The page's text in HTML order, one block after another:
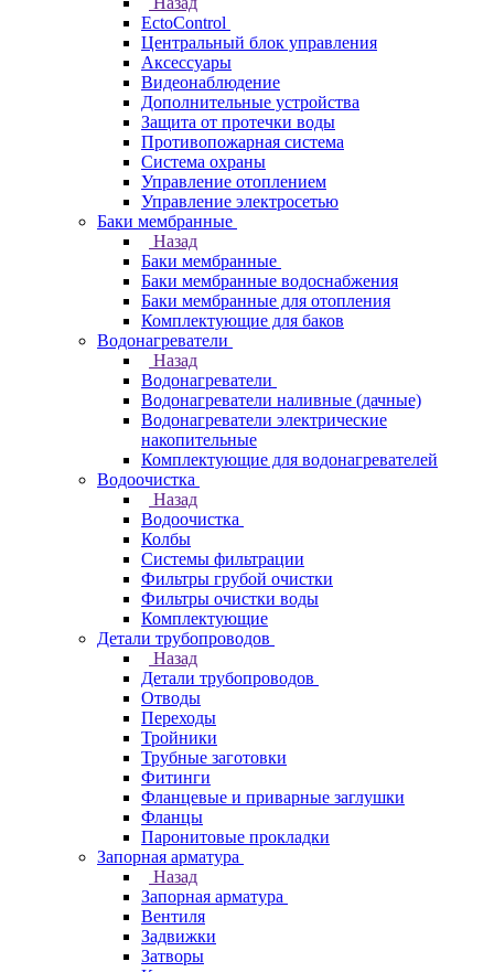
EctoControl
Центральный блок управления
Аксессуары
Видеонаблюдение
Дополнительные устройства
Защита от протечки воды
Противопожарная система
Система охраны
Управление отоплением
Управление электросетью
Баки мембранные
Назад
Баки мембранные
Баки мембранные водоснабжения
Баки мембранные для отопления
Комплектующие для баков
Водонагреватели
Назад
Водонагреватели
Водонагреватели наливные (дачные)
Водонагреватели электрические
накопительные
Комплектующие для водонагревателей
Водоочистка
Назад
Водоочистка
Колбы
Системы фильтрации
Фильтры грубой очистки
Фильтры очистки воды
Комплектующие
Детали трубопроводов
Назад
Детали трубопроводов
Отводы
Переходы
Тройники
Трубные заготовки
Фитинги
Фланцевые и приварные заглушки
Фланцы
Паронитовые прокладки
Запорная арматура
Назад
Запорная арматура
Вентиля
Задвижки
Затворы